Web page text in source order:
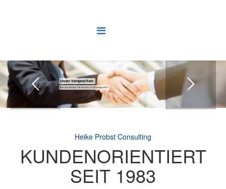
Unser Versprechen:
Bei uns stehen Sie immer im Mittelpunkt!
Heike Probst Consulting
KUNDENORIENTIERT
SEIT 1983